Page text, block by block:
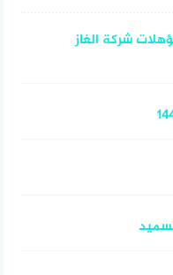
كافة المؤهلات شركة الغاز